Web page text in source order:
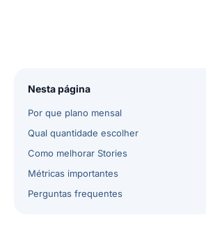
Nesta página
Por que plano mensal
Qual quantidade escolher
Como melhorar Stories
Métricas importantes
Perguntas frequentes